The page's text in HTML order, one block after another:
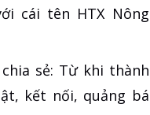
cái tên HTX Nông
sẻ: Từ khi thành
kết nối, quảng bá